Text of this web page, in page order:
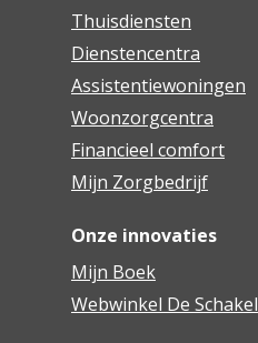
Thuisdiensten
Dienstencentra
Assistentiewoningen
Woonzorgcentra
Financieel comfort
Mijn Zorgbedrijf
Onze innovaties
Mijn Boek
Webwinkel De Schakel